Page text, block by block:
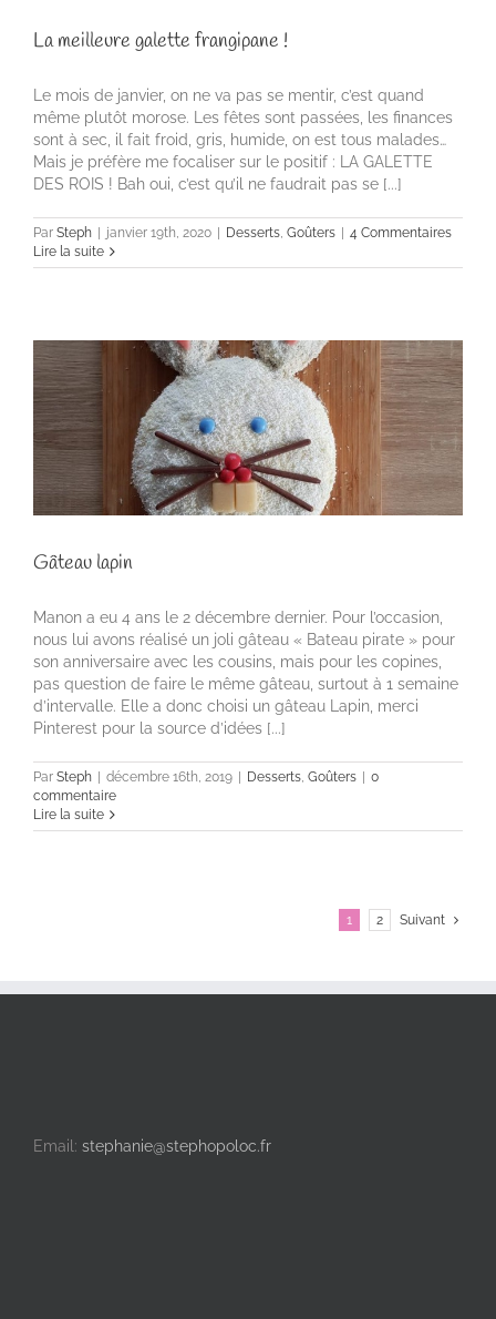
La meilleure galette frangipane !
Le mois de janvier, on ne va pas se mentir, c’est quand
même plutôt morose. Les fêtes sont passées, les finances
sont à sec, il fait froid, gris, humide, on est tous malades…
Mais je préfère me focaliser sur le positif : LA GALETTE
DES ROIS ! Bah oui, c’est qu’il ne faudrait pas se [...]
Par Steph janvier 19th, 2020 Desserts, Goûters
4 Commentaires
Lire la suite
Gâteau lapin
Manon a eu 4 ans le 2 décembre dernier. Pour l’occasion,
nous lui avons réalisé un joli gâteau « Bateau pirate » pour
son anniversaire avec les cousins, mais pour les copines,
pas question de faire le même gâteau, surtout à 1 semaine
d’intervalle. Elle a donc choisi un gâteau Lapin, merci
Pinterest pour la source d’idées [...]
Par Steph | décembre 16th, 2019 | Desserts Goûters | 0
commentaire
Lire la suite
1 2 Suivant
Email: stephanie@stephopoloc.fr